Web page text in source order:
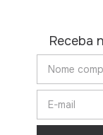
Receba